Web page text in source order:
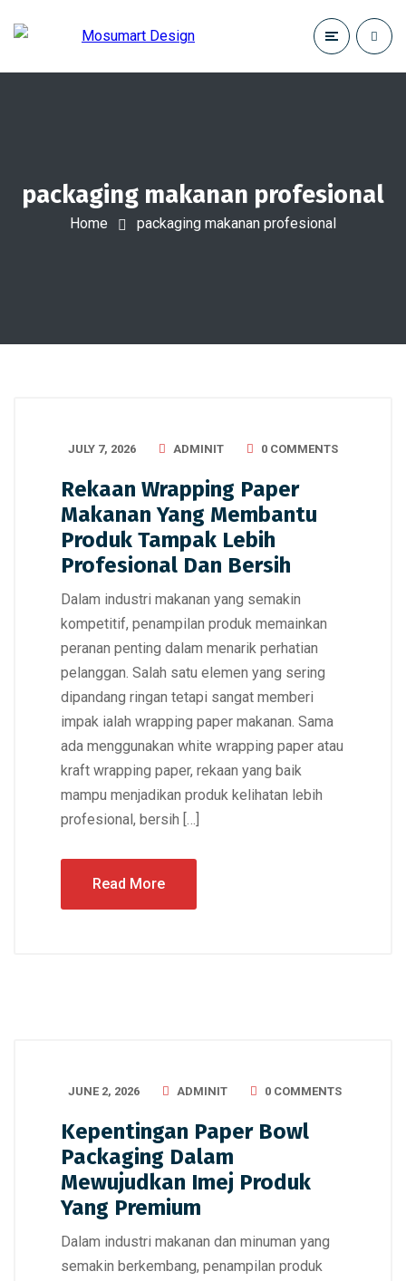
packaging makanan profesional
Home packaging makanan profesional
JULY 7, 2026 ADMINIT 0 COMMENTS
Rekaan Wrapping Paper
Makanan Yang Membantu
Produk Tampak Lebih
Profesional Dan Bersih
Dalam industri makanan yang semakin
kompetitif, penampilan produk memainkan
peranan penting dalam menarik perhatian
pelanggan. Salah satu elemen yang sering
dipandang ringan tetapi sangat memberi
impak ialah wrapping paper makanan. Sama
ada menggunakan white wrapping paper atau
kraft wrapping paper, rekaan yang baik
mampu menjadikan produk kelihatan lebih
profesional, bersih […]
Read More
JUNE 2, 2026 ADMINIT 0 COMMENTS
Kepentingan Paper Bowl
Packaging Dalam
Mewujudkan Imej Produk
Yang Premium
Dalam industri makanan dan minuman yang
semakin berkembang, penampilan produk